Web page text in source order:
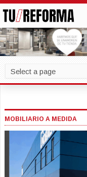
MOBILIARIO A MEDIDA